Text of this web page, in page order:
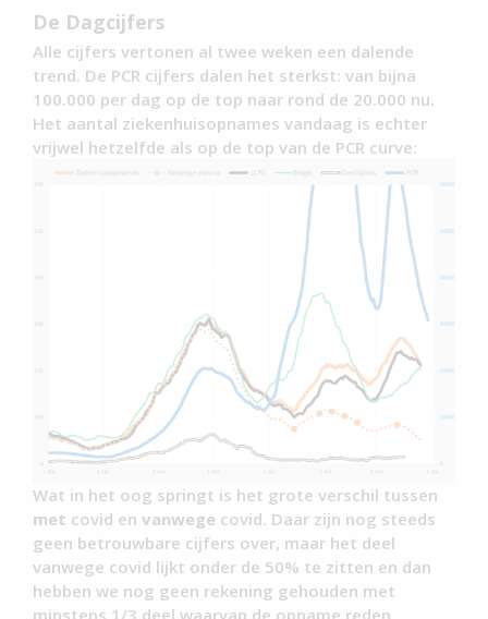
De Dagcijfers
Alle cijfers vertonen al twee weken een dalende
trend. De PCR cijfers dalen het sterkst: van bijna
100.000 per dag op de top naar rond de 20.000 nu.
Het aantal ziekenhuisopnames vandaag is echter
vrijwel hetzelfde als op de top van de PCR curve:
Wat in het oog springt is het grote verschil tussen
met covid en vanwege covid. Daar zijn nog steeds
geen betrouwbare cijfers over, maar het deel
vanwege covid lijkt onder de 50% te zitten en dan
hebben we nog geen rekening gehouden met